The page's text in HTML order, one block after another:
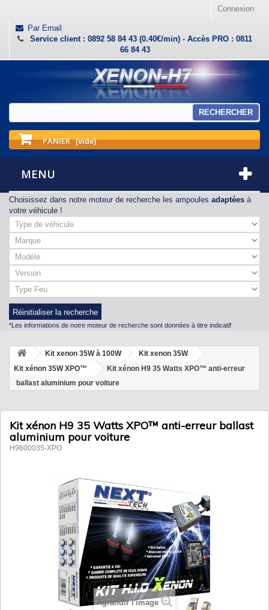
Connexion
Par Email
Service client : 0892 58 84 43 (0.40€/min) - Accès PRO : 0811
66 84 43
RECHERCHER
PANIER (vide)
MENU
Choisissez dans notre moteur de recherche les ampoules adaptées à
votre véhicule !
Réinitialiser la recherche
*Les informations de notre moteur de recherche sont données à titre indicatif
Kit xenon 35W à 100W
Kit xenon 35W
Kit xénon 35W XPO™
Kit xénon H9 35 Watts XPO™ anti-erreur
ballast aluminium pour voiture
Kit xénon H9 35 Watts XPO™ anti-erreur ballast
aluminium pour voiture
H9600035-XPO
Agrandir l'image